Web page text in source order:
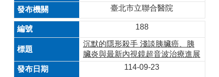
臺北市立聯合醫院
188
沉默的隱形殺手 淺談胰臟癌、胰
臟炎與最新內視鏡超音波治療進展
114-09-23